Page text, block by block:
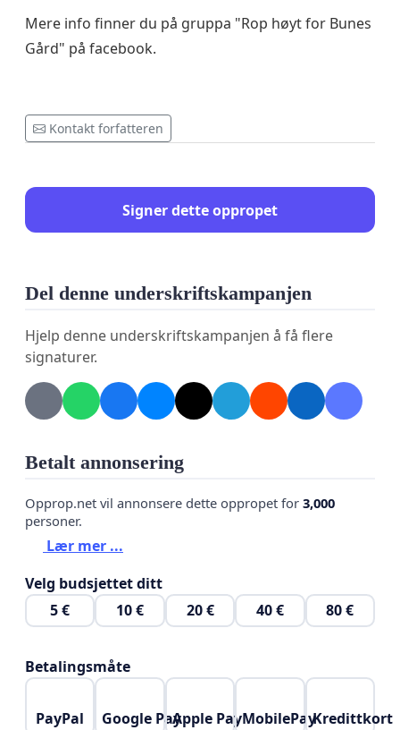
Mere info finner du på gruppa "Rop høyt for Bunes
Gård" på facebook.
Kontakt forfatteren
Signer dette oppropet
Del denne underskriftskampanjen
Hjelp denne underskriftskampanjen å få flere
signaturer.
Betalt annonsering
Opprop.net vil annonsere dette oppropet for 3,000
personer.
Lær mer ...
Velg budsjettet ditt
5 €
10 € 20 € 40 € 80 €
Betalingsmåte
PayPal Google PayApple PayMobilePayKredittkort